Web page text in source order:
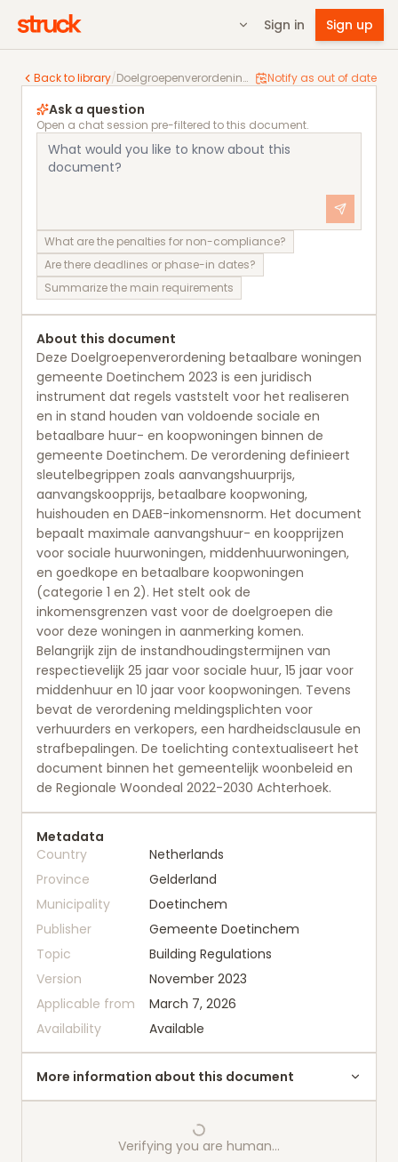
Sign in Sign up
Back to library/ Doelgroepenverordening betaalbare woningen gemeente Doetinchem 2023 Notify as out of date
Doelgroepenverordening betaalbare woningen
Ask a question
Open a chat session pre-filtered to this document.
What are the penalties for non-compliance?
Are there deadlines or phase-in dates?
Summarize the main requirements
About this document
Deze Doelgroepenverordening betaalbare woningen
gemeente Doetinchem 2023 is een juridisch
instrument dat regels vaststelt voor het realiseren
en in stand houden van voldoende sociale en
betaalbare huur- en koopwoningen binnen de
gemeente Doetinchem. De verordening definieert
sleutelbegrippen zoals aanvangshuurprijs,
aanvangskoopprijs, betaalbare koopwoning,
huishouden en DAEB-inkomensnorm. Het document
bepaalt maximale aanvangshuur- en koopprijzen
voor sociale huurwoningen, middenhuurwoningen,
en goedkope en betaalbare koopwoningen
(categorie 1 en 2). Het stelt ook de
inkomensgrenzen vast voor de doelgroepen die
voor deze woningen in aanmerking komen.
Belangrijk zijn de instandhoudingstermijnen van
respectievelijk 25 jaar voor sociale huur, 15 jaar voor
middenhuur en 10 jaar voor koopwoningen. Tevens
bevat de verordening meldingsplichten voor
verhuurders en verkopers, een hardheidsclausule en
strafbepalingen. De toelichting contextualiseert het
document binnen het gemeentelijk woonbeleid en
de Regionale Woondeal 2022-2030 Achterhoek.
Metadata
Country
Netherlands
Province
Gelderland
Municipality
Doetinchem
Publisher
Gemeente Doetinchem
Topic
Building Regulations
Version
November 2023
Applicable from
March 7, 2026
Availability
Available
More information about this document
Verifying you are human…